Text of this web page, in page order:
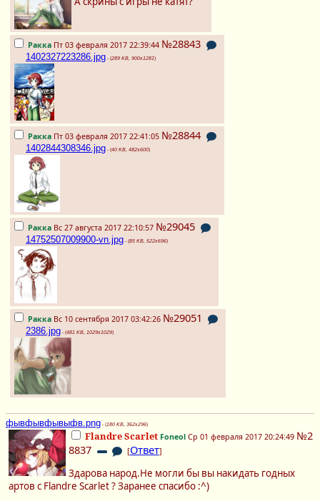
Ракка Пт 03 февраля 2017 22:39:44 №28843
1402327223286.jpg - (289 KB, 900x1281)
Ракка Пт 03 февраля 2017 22:41:05 №28844
1402844308346.jpg - (40 KB, 482x600)
Ракка Вс 27 августа 2017 22:10:57 №29045
14752507009900-vn.jpg - (85 KB, 522x696)
Ракка Вс 10 сентября 2017 03:42:26 №29051
2386.jpg - (481 KB, 1029x1029)
фывфывфывыфв.png - (180 KB, 362x296)
Flandre Scarlet Foneol Ср 01 февраля 2017 20:24:49 №2
8837
[Ответ]
Здарова народ.Не могли бы вы накидать годных
артов с Flandre Scarlet ? Заранее спасибо :^)